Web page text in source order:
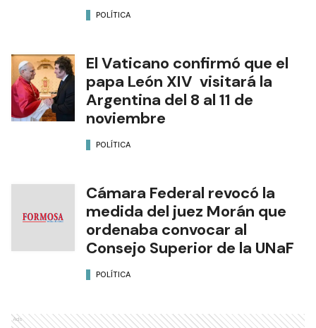
POLÍTICA
El Vaticano confirmó que el
papa León XIV visitará la
Argentina del 8 al 11 de
noviembre
POLÍTICA
Cámara Federal revocó la
medida del juez Morán que
ordenaba convocar al
Consejo Superior de la UNaF
POLÍTICA
Ads